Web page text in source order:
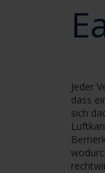
Jeder
dass
sich